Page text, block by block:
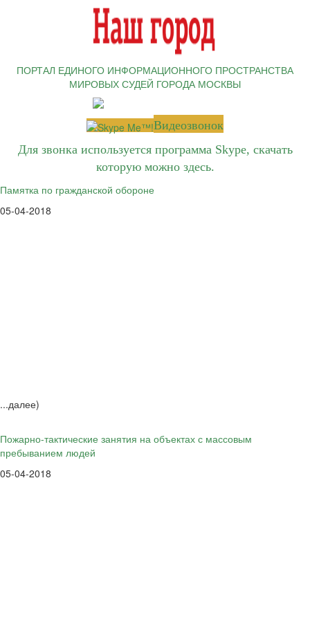
ПОРТАЛ ЕДИНОГО ИНФОРМАЦИОННОГО ПРОСТРАНСТВА
МИРОВЫХ СУДЕЙ ГОРОДА МОСКВЫ
Видеозвонок
Для звонка используется программа Skype, скачать
которую можно здесь.
Памятка по гражданской обороне
05-04-2018
Пожарно-тактические занятия на объектах с массовым
пребыванием людей
05-04-2018